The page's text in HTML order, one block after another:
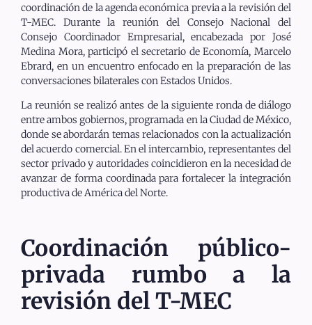
coordinación de la agenda económica previa a la revisión del
T-MEC. Durante la reunión del Consejo Nacional del
Consejo Coordinador Empresarial, encabezada por José
Medina Mora, participó el secretario de Economía, Marcelo
Ebrard, en un encuentro enfocado en la preparación de las
conversaciones bilaterales con Estados Unidos.
La reunión se realizó antes de la siguiente ronda de diálogo
entre ambos gobiernos, programada en la Ciudad de México,
donde se abordarán temas relacionados con la actualización
del acuerdo comercial. En el intercambio, representantes del
sector privado y autoridades coincidieron en la necesidad de
avanzar de forma coordinada para fortalecer la integración
productiva de América del Norte.
Coordinación público-
privada rumbo a la
revisión del T-MEC